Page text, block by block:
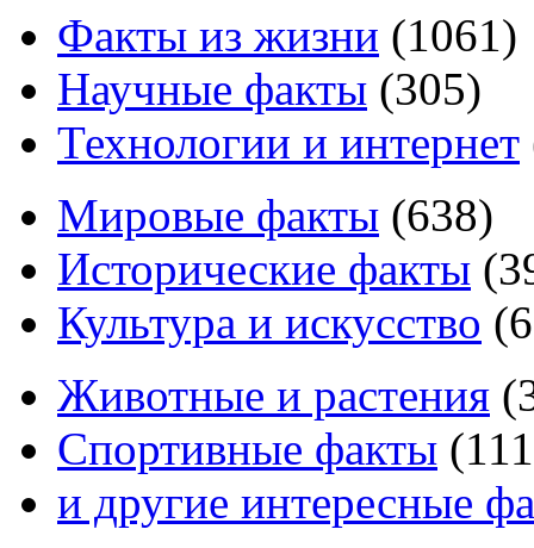
Факты из жизни (1061)
Научные факты (305)
Технологии и интернет
Мировые факты (638)
Исторические факты (
Культура и искусство (
Животные и растения (
Спортивные факты (111
и другие интересные